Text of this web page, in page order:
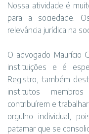
Nossa atividade é
para a sociedade.
relevância jurídica na
O advogado Maurício
instituições e é
Registro, também
institutos
contribuírem e
orgulho individual,
patamar que se